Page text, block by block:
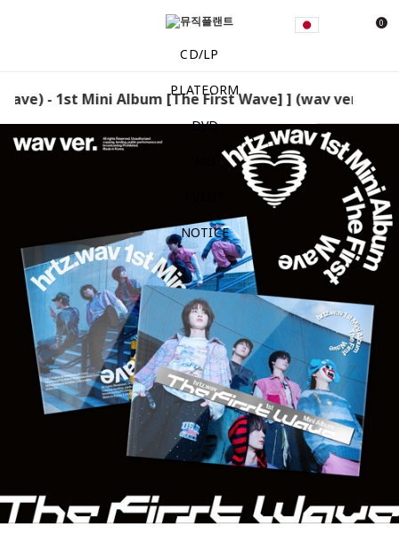
0
CD/LP
PLATFORM
DVD
NOTICE
- 1st Mini Album [The First Wave] ] (wav ver.)